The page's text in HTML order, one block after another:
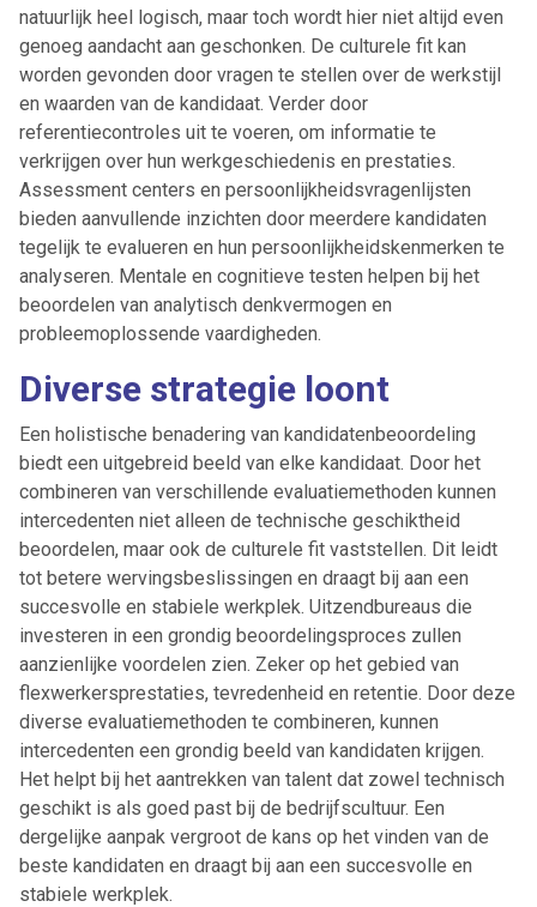
natuurlijk heel logisch, maar toch wordt hier niet altijd even
genoeg aandacht aan geschonken. De culturele fit kan
worden gevonden door vragen te stellen over de werkstijl
en waarden van de kandidaat. Verder door
referentiecontroles uit te voeren, om informatie te
verkrijgen over hun werkgeschiedenis en prestaties.
Assessment centers en persoonlijkheidsvragenlijsten
bieden aanvullende inzichten door meerdere kandidaten
tegelijk te evalueren en hun persoonlijkheidskenmerken te
analyseren. Mentale en cognitieve testen helpen bij het
beoordelen van analytisch denkvermogen en
probleemoplossende vaardigheden.
Diverse strategie loont
Een holistische benadering van kandidatenbeoordeling
biedt een uitgebreid beeld van elke kandidaat. Door het
combineren van verschillende evaluatiemethoden kunnen
intercedenten niet alleen de technische geschiktheid
beoordelen, maar ook de culturele fit vaststellen. Dit leidt
tot betere wervingsbeslissingen en draagt bij aan een
succesvolle en stabiele werkplek. Uitzendbureaus die
investeren in een grondig beoordelingsproces zullen
aanzienlijke voordelen zien. Zeker op het gebied van
flexwerkersprestaties, tevredenheid en retentie. Door deze
diverse evaluatiemethoden te combineren, kunnen
intercedenten een grondig beeld van kandidaten krijgen.
Het helpt bij het aantrekken van talent dat zowel technisch
geschikt is als goed past bij de bedrijfscultuur. Een
dergelijke aanpak vergroot de kans op het vinden van de
beste kandidaten en draagt bij aan een succesvolle en
stabiele werkplek.
Ontvang vacatures direct in
Alerts ontvangen
Artikelen zoeken
Alles Ingezonden ABU
Bureau Cicero
Flexnieuws
Normering Arbeid
ZiPconomy